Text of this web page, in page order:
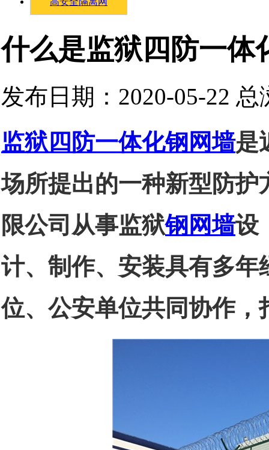
什么是监狱四防一体
发布日期：2020-05-22 总
监狱四防一体化钢网墙是
场所提出的一种新型防
限公司从事监狱钢网墙设
计、制作、安装具有多
位、公安单位共同协作